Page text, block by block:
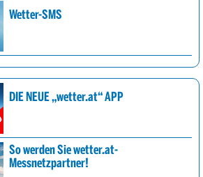
Wetter-SMS
DIE NEUE „wetter.at“ APP
So werden Sie wetter.at-
Messnetzpartner!